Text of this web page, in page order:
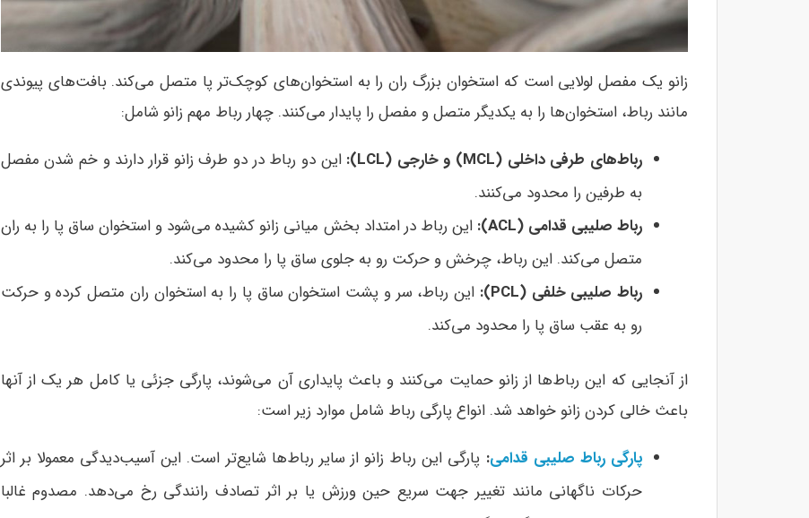
زانو یک مفصل لولایی است که استخوان بزرگ ران را به استخوان‌های کوچک‌تر پا متصل می‌کند. بافت‌های پیوندی
مانند رباط، استخوان‌ها را به یکدیگر متصل و مفصل را پایدار می‌کنند. چهار رباط مهم زانو شامل:
رباط‌های طرفی داخلی (
MCL) و خارجی (LCL
): این دو رباط در دو طرف زانو قرار دارند و خم شدن مفصل
به طرفین را محدود می‌کنند.
رباط صلیبی قدامی (ACL
): این رباط در امتداد بخش میانی زانو کشیده می‌شود و استخوان ساق پا را به ران
متصل می‌کند. این رباط، چرخش و حرکت رو به جلوی ساق پا را محدود می‌کند.
رباط صلیبی خلفی (PCL
): این رباط، سر و پشت استخوان ساق پا را به استخوان ران متصل کرده و حرکت
رو به عقب ساق پا را محدود می‌کند.
از آنجایی که این رباط‌ها از زانو حمایت می‌کنند و باعث پایداری آن می‌شوند، پارگی جزئی یا کامل هر یک از آنها
باعث خالی کردن زانو خواهد شد. انواع پارگی رباط شامل موارد زیر است:
پارگی رباط صلیبی قدامی: پارگی این رباط زانو از سایر رباط‌ها شایع‌تر است. این آسیب‌دیدگی معمولا بر اثر
حرکات ناگهانی مانند تغییر جهت سریع حین ورزش یا بر اثر تصادف رانندگی رخ می‌دهد. مصدوم غالبا